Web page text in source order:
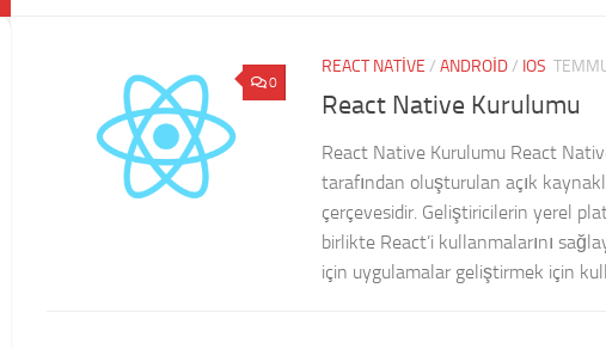
0
REACT NATIVE / ANDROID/ IOS
React Native Kurulumu
React Native Kurulumu React
tarafından oluşturulan açık
çerçevesidir. Geliştiricilerin yerel
birlikte React’i kullanmalarını
için uygulamalar geliştirmek için